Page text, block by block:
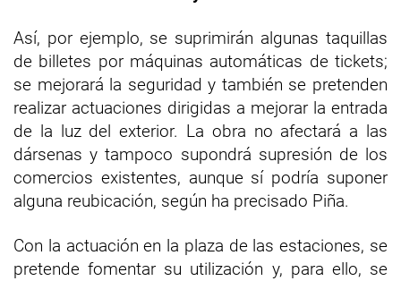
Así, por ejemplo, se suprimirán algunas taquillas
de billetes por máquinas automáticas de tickets;
se mejorará la seguridad y también se pretenden
realizar actuaciones dirigidas a mejorar la entrada
de la luz del exterior. La obra no afectará a las
dársenas y tampoco supondrá supresión de los
comercios existentes, aunque sí podría suponer
alguna reubicación, según ha precisado Piña.
Con la actuación en la plaza de las estaciones, se
pretende fomentar su utilización y, para ello, se